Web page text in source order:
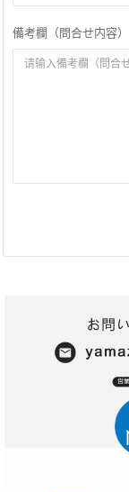
備考欄（問合せ内容）